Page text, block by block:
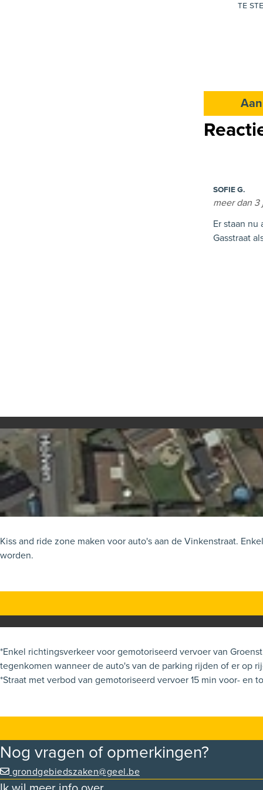
te
SOFIE G.
meer dan
Er staan
Gasstraat
Kiss and ride zone maken voor auto's aan de Vinkenstraat.
worden.
*Enkel richtingsverkeer voor gemotoriseerd vervoer van
tegenkomen wanneer de auto's van de parking rijden of er op rijden. Laat de kinderen dan oversteken ter hoogte van het kerkplein (geen auto's en geen kindjes die de
*Straat met verbod van gemotoriseerd vervoer 15 min voor-
Nog vragen of opmerkingen?
grondgebiedszaken@geel.be